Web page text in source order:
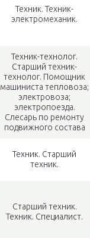
Техник. Техник-
электромеханик.
Техник-технолог.
Старший техник-
технолог. Помощник
машиниста тепловоза;
электровоза;
электропоезда.
Слесарь по ремонту
подвижного состава
Техник. Старший
техник.
Старший техник.
Техник. Специалист.